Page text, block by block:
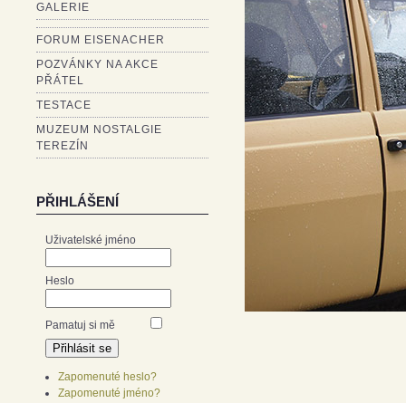
GALERIE
FORUM EISENACHER
POZVÁNKY NA AKCE
PŘÁTEL
TESTACE
MUZEUM NOSTALGIE
TEREZÍN
PŘIHLÁŠENÍ
Uživatelské jméno
Heslo
Pamatuj si mě
Zapomenuté heslo?
Zapomenuté jméno?